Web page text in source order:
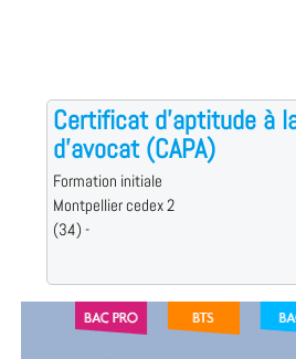
Certificat d'aptitude à
d'avocat (CAPA)
Formation initiale
Montpellier cedex 2
(34) -